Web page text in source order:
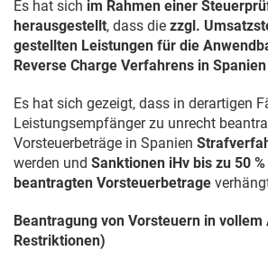
Es hat sich im Rahmen einer
herausgestellt, dass die zzgl.
gestellten Leistungen für die
Reverse Charge Verfahrens in
Es hat sich gezeigt, dass in derartigen
Leistungsempfänger zu unrecht
Vorsteuerbeträge in Spanien
werden und Sanktionen iHv bis zu 50
beantragten Vorsteuerbetrage
Beantragung von Vorsteuern in
Restriktionen)